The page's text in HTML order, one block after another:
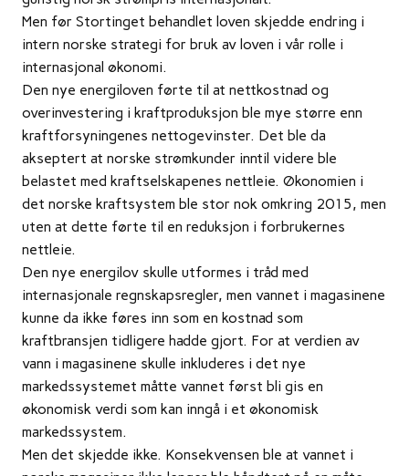
Men før Stortinget behandlet loven skjedde endring i
intern norske strategi for bruk av loven i vår rolle i
internasjonal økonomi.
Den nye energiloven førte til at nettkostnad og
overinvestering i kraftproduksjon ble mye større enn
kraftforsyningenes nettogevinster. Det ble da
akseptert at norske strømkunder inntil videre ble
belastet med kraftselskapenes nettleie. Økonomien i
det norske kraftsystem ble stor nok omkring 2015, men
uten at dette førte til en reduksjon i forbrukernes
nettleie.
Den nye energilov skulle utformes i tråd med
internasjonale regnskapsregler, men vannet i magasinene
kunne da ikke føres inn som en kostnad som
kraftbransjen tidligere hadde gjort. For at verdien av
vann i magasinene skulle inkluderes i det nye
markedssystemet måtte vannet først bli gis en
økonomisk verdi som kan inngå i et økonomisk
markedssystem.
Men det skjedde ikke. Konsekvensen ble at vannet i